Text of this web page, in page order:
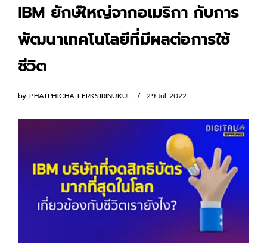
IBM ยักษ์ใหญ่จากอเมริกา กับการ
พัฒนาเทคโนโลยีที่มีผลต่อการใช้
ชีวิต
by PHATPHICHA LERKSIRINUKUL 29 Jul 2022